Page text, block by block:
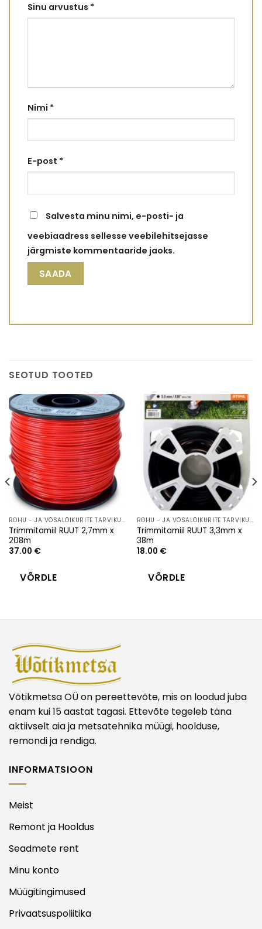
Sinu arvustus *
Nimi *
E-post *
Salvesta minu nimi, e-posti- ja
veebiaadress sellesse veebilehitsejasse
järgmiste kommentaaride jaoks.
SEOTUD TOOTED
ROHU - JA VÕSALÕIKURITE TARVIKUD
Trimmitamiil RUUT 2,7mm x
208m
37.00 €
VÕRDLE
ROHU - JA VÕSALÕIKURITE TARVIKUD
Trimmitamiil RUUT 3,3mm x
38m
18.00 €
VÕRDLE
Võtikmetsa OÜ on pereettevõte, mis on loodud juba
enam kui 15 aastat tagasi. Ettevõte tegeleb täna
aktiivselt aia ja metsatehnika müügi, hoolduse,
remondi ja rendiga.
INFORMATSIOON
Meist
Remont ja Hooldus
Seadmete rent
Minu konto
Müügitingimused
Privaatsuspoliitika